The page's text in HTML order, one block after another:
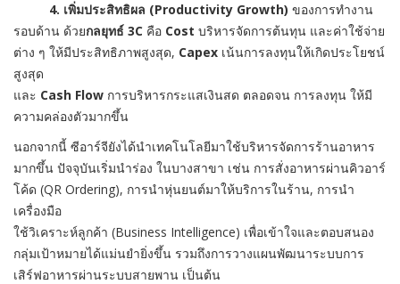
4. เพิ่มประสิทธิผล (Productivity Growth) ของการทำงาน
รอบด้าน ด้วยกลยุทธ์ 3C คือ Cost บริหารจัดการต้นทุน และค่าใช้จ่าย
ต่าง ๆ ให้มีประสิทธิภาพสูงสุด, Capex เน้นการลงทุนให้เกิดประโยชน์
สูงสุด
และ Cash Flow การบริหารกระแสเงินสด ตลอดจน การลงทุน ให้มี
ความคล่องตัวมากขึ้น
นอกจากนี้ ซีอาร์จียังได้นำเทคโนโลยีมาใช้บริหารจัดการร้านอาหาร
มากขึ้น ปัจจุบันเริ่มนำร่อง ในบางสาขา เช่น การสั่งอาหารผ่านคิวอาร์
โค้ด (QR Ordering), การนำหุ่นยนต์มาให้บริการในร้าน, การนำ
เครื่องมือ
ใช้วิเคราะห์ลูกค้า (Business Intelligence) เพื่อเข้าใจและตอบสนอง
กลุ่มเป้าหมายได้แม่นยำยิ่งขึ้น รวมถึงการวางแผนพัฒนาระบบการ
เสิร์ฟอาหารผ่านระบบสายพาน เป็นต้น